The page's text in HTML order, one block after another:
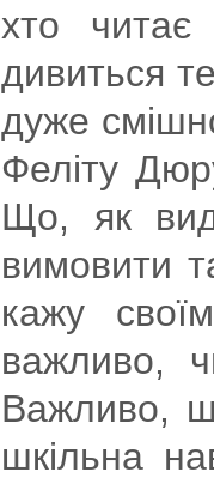
хто читає
дивиться
дуже
Феліту
Що, як
вимовити
кажу
важливо,
Важливо,
шкільна